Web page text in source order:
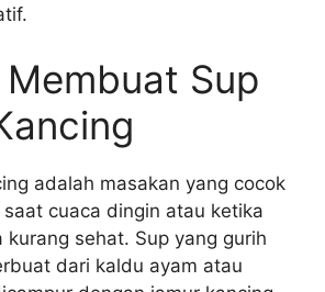
Sup
adalah masakan yang cocok
cuaca dingin atau ketika
kurang sehat. Sup yang gurih
dari kaldu ayam atau